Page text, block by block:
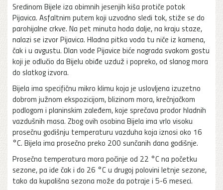
Sredinom Bijele iza obimnih jesenjih kiša protiče potok
Pijavica. Asfaltnim putem koji uzvodno sledi tok, stiže se do
parohijalne crkve. Na pet minuta hoda dalje, na kraju staze,
nalazi se izvor Pijavica. Hladna pitka voda tu niče iz kamena,
čak i u avgustu. Dlan vode Pijavice biće nagrada svakom gostu
koji je odlučio da Bijelu obiđe uzduž i popreko, od slanog mora
do slatkog izvora.
Bijela ima specifičnu mikro klimu koja je uslovljena izuzetno
dobrom južnom ekspozicijom, blizinom mora, krečnjačkom
podlogom i planinskim zaleđem, koje sprečava prodor hladnih
vazdušnih masa. Zbog ovih osobina Bijela ima vrlo visoku
prosečnu godišnju temperaturu vazduha koja iznosi oko 16
°C. Bijela ima prosečno preko 200 sunčanih dana godišnje.
Prosečna temperatura mora počinje od 22 °C na početku
sezone, pa ide čak i do 26 °C u drugoj polovini letnje sezone,
tako da kupališna sezona može da potraje i 5-6 meseci.